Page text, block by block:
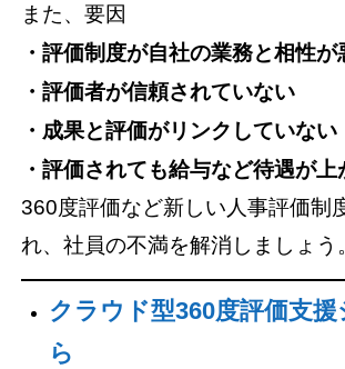
また、要因
・評価制度が自社の業務と相性が
・評価者が信頼されていない
・成果と評価がリンクしていない
・評価されても給与など待遇が上
360度評価など新しい人事評価制
れ、社員の不満を解消しましょう
クラウド型360度評価支
ら